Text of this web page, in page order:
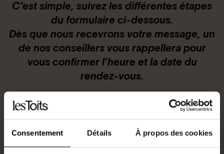
Consentement Détails À propos des cookies
Espace Bailleur / Locataire
C’est simple, suivez les différentes étapes
du formulaire ci-dessous.
Dès que nous recevrons votre message, un
de nos conseillers vous rappellera pour
vous confirmer l’heure et la date du
rendez-vous.
Sélectionnez la date et l’heure du
rendez-vous souhaité :